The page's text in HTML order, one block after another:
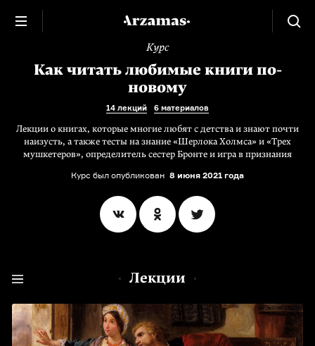
Курс
Как читать любимые книги по-
новому
14 лекций 6 материалов
Лекции о книгах, которые многие любят с детства и знают почти
наизусть, а также тесты на знание «Шерлока Холмса» и «Трех
мушкетеров», определитель сестер Бронте и игра в признания
Курс был опубликован 8 июня 2021 года
Лекции